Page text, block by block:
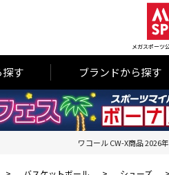
メガスポーツ
探す ブランドから探す
ワコール CW-X商品 2026